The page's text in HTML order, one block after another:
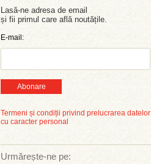
Lasă-ne adresa de email
și fii primul care află noutățile.
E-mail:
Abonare
Termeni și condiții privind prelucrarea datelor
cu caracter personal
Urmărește-ne pe: